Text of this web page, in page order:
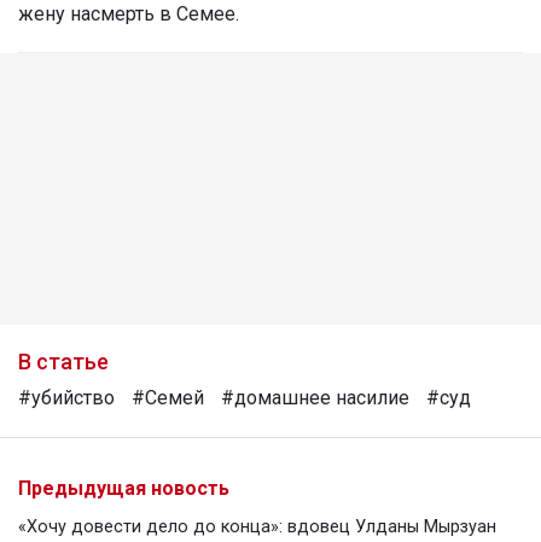
жену насмерть в Семее.
В статье
#убийство #Семей #домашнее насилие #суд
Предыдущая новость
«Хочу довести дело до конца»: вдовец Улданы Мырзуан